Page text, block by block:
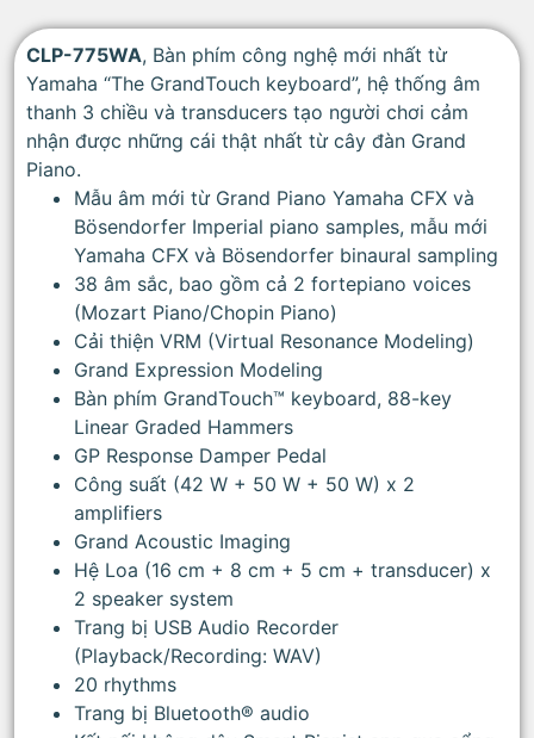
CLP-775WA, Bàn phím công nghệ mới nhất từ
Yamaha “The GrandTouch keyboard”, hệ thống âm
thanh 3 chiều và transducers tạo người chơi cảm
nhận được những cái thật nhất từ cây đàn Grand
Piano.
Mẫu âm mới từ Grand Piano Yamaha CFX và
Bösendorfer Imperial piano samples, mẫu mới
Yamaha CFX và Bösendorfer binaural sampling
38 âm sắc, bao gồm cả 2 fortepiano voices
(Mozart Piano/Chopin Piano)
Cải thiện VRM (Virtual Resonance Modeling)
Grand Expression Modeling
Bàn phím GrandTouch™ keyboard, 88-key
Linear Graded Hammers
GP Response Damper Pedal
Công suất (42 W + 50 W + 50 W) x 2
amplifiers
Grand Acoustic Imaging
Hệ Loa (16 cm + 8 cm + 5 cm + transducer) x
2 speaker system
Trang bị USB Audio Recorder
(Playback/Recording: WAV)
20 rhythms
Trang bị Bluetooth® audio